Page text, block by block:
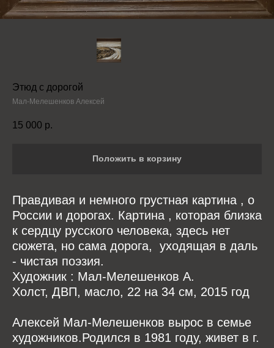
Этюд с дорогой
Мал-Мелешенков Алексей
15 000 р.
Положить в корзину
Правдивая и немного грустная картина , о
России и дорогах. Картина , которая близка
к сердцу русского человека, здесь нет
сюжета, но сама дорога, уходящая в даль
- чистая поэзия.
Художник : Мал-Мелешенков А.
Холст, ДВП, масло, 22 на 34 см, 2015 год
Алексей Мал-Мелешенков вырос в семье
художников.Родился в 1981 году, живет в г.